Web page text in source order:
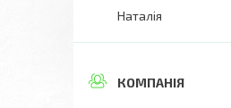
Наталія